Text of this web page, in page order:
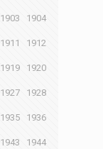
1903 1904
1911 1912
1919 1920
1927 1928
1935 1936
1943 1944